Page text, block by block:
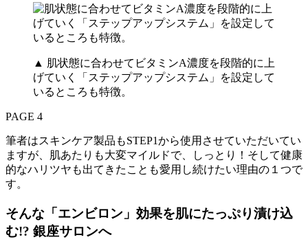
▲ 肌状態に合わせてビタミンA濃度を段階的に上
げていく「ステップアップシステム」を設定して
いるところも特徴。
PAGE 4
筆者はスキンケア製品もSTEP1から使用させていただいてい
ますが、肌あたりも大変マイルドで、しっとり！そして健康
的なハリツヤも出てきたことも愛用し続けたい理由の１つで
す。
そんな「エンビロン」効果を肌にたっぷり漬け込
む!? 銀座サロンへ